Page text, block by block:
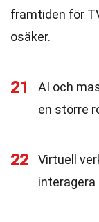
framtiden för
osäker.
21
AI och
en större
22
Virtuell
interagera